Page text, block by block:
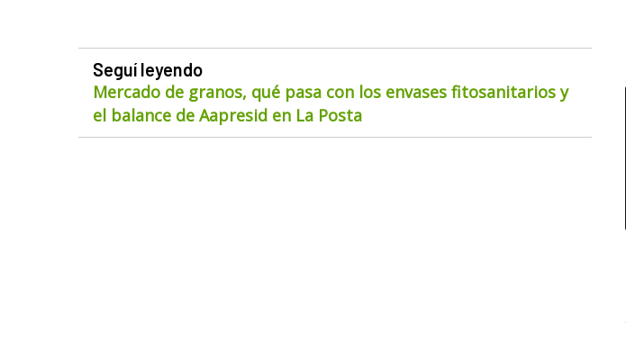
Seguí leyendo
Mercado de granos, qué pasa con los envases fitosanitarios y
el balance de Aapresid en La Posta